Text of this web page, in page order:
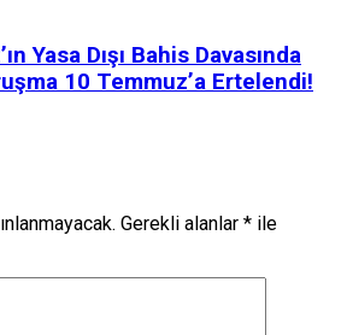
Yasa Dışı Bahis Davasında
10 Temmuz’a Ertelendi!
Gerekli alanlar * ile